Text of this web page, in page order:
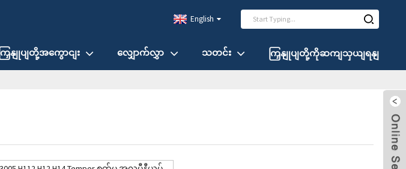
ကြှနျုပျတို့အကွောငျး လျှောက်လွှာ သတင်း ကြှနျုပျတို့ကိုဆကျသှယျရနျ
English